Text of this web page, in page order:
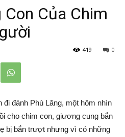
Của Chim
0
419
đánh Phù Lăng, một hôm nhìn
cho chim con, giương cung bắn
bị bắn trượt nhưng vì có những